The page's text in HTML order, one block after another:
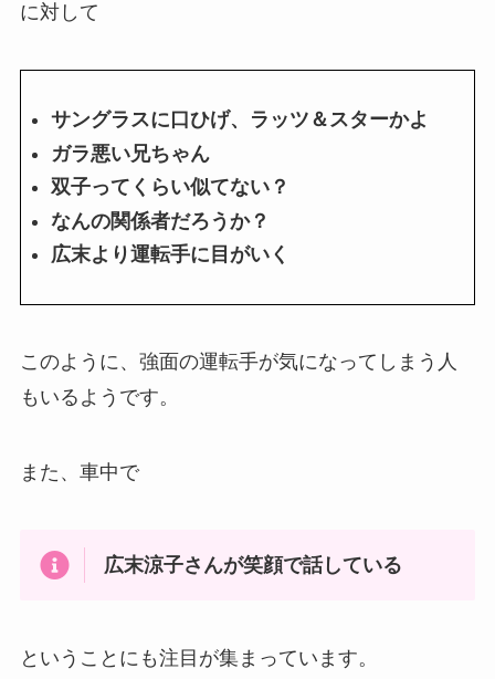
に対して
サングラスに口ひげ、ラッツ＆スターかよ
ガラ悪い兄ちゃん
双子ってくらい似てない？
なんの関係者だろうか？
広末より運転手に目がいく
このように、強面の運転手が気になってしまう人
もいるようです。
また、車中で
広末涼子さんが笑顔で話している
ということにも注目が集まっています。